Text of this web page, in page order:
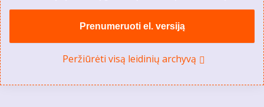
Prenumeruoti el. versiją
Peržiūrėti visą leidinių archyvą